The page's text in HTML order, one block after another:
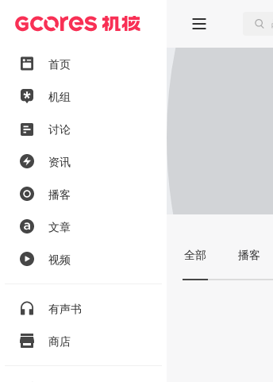
首页
机组
讨论
资讯
播客
文章
视频
有声书
商店
全部 播客